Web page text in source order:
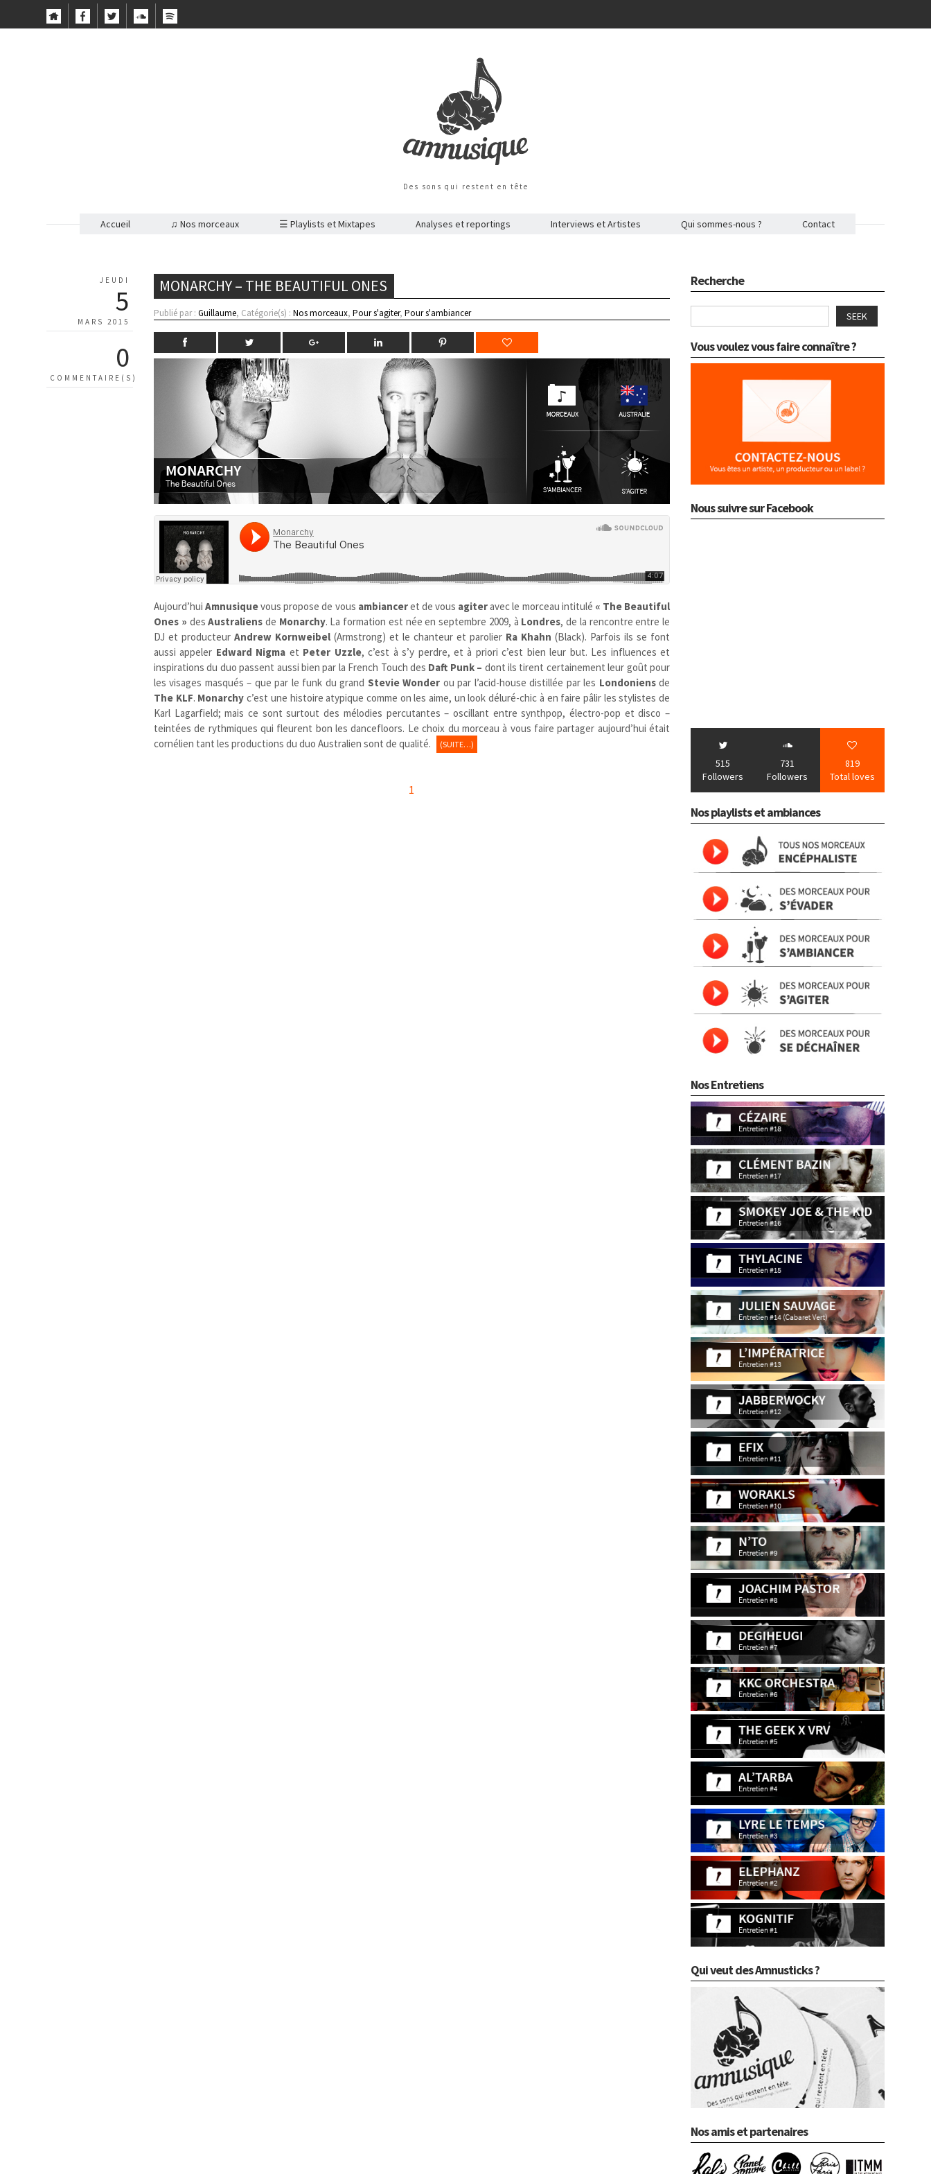
Des sons qui restent en tête
Accueil ♫ Nos morceaux ☰ Playlists et Mixtapes Analyses et reportings Interviews et Artistes Qui sommes-nous ? Contact
JEUDI
5
MARS 2015
0
COMMENTAIRE(S)
MONARCHY – THE BEAUTIFUL ONES
Publié par :Guillaume, Catégorie(s) :Nos morceaux,Pour s'agiter,Pour s'ambiancer
Aujourd’huiAmnusiquevous propose de vous ambianceret de vous agiteravec le morceau intitulé « The Beautiful
Ones » desAustraliens de Monarchy. La formation est née en septembre 2009, à Londres, de la rencontre entre le
DJ et producteurAndrew Kornweibel(Armstrong) et le chanteur et parolier Ra Khahn(Black). Parfois ils se font
aussi appeler Edward Nigma et Peter Uzzle, c’est à s’y perdre, et à priori c’est bien leur but. Les influences et
inspirations du duo passent aussi bien par la French Touch des Daft Punk – dont ils tirent certainement leur goût pour
les visages masqués – que par le funk du grand Stevie Wonder ou par l’acid-house distillée par les Londoniensde
The KLF. Monarchy c’est une histoire atypique comme on les aime, un look déluré-chic à en faire pâlir les stylistes de
Karl Lagarfield; mais ce sont surtout des mélodies percutantes – oscillant entre synthpop, électro-pop et disco –
teintées de rythmiques qui fleurent bon les dancefloors. Le choix du morceau à vous faire partager aujourd’hui était
cornélien tant les productions du duo Australien sont de qualité.
(SUITE…)
1
Recherche
SEEK
Vous voulez vous faire connaître ?
Nous suivre sur Facebook
515
Followers
731
Followers
819
Total loves
Nos playlists et ambiances
Nos Entretiens
Qui veut des Amnusticks ?
Nos amis et partenaires